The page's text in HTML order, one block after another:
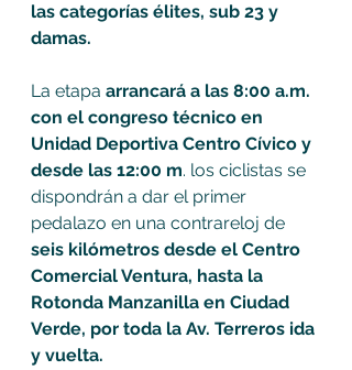
las categorías élites, sub 23 y
damas.
La etapa arrancará a las 8:00 a.m.
con el congreso técnico en
Unidad Deportiva Centro Cívico y
desde las 12:00 m. los ciclistas se
dispondrán a dar el primer
pedalazo en una contrareloj de
seis kilómetros desde el Centro
Comercial Ventura, hasta la
Rotonda Manzanilla en Ciudad
Verde, por toda la Av. Terreros ida
y vuelta.